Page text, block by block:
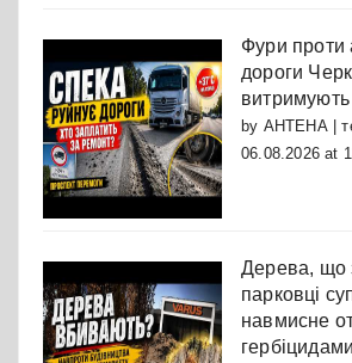
Фури проти
дороги
витримують
by АНТЕНА |
06.08.2026 at
Дерева, що
парковці
навмисне
гербіцидами